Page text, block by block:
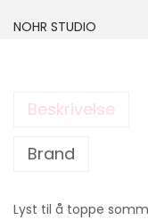
NOHR STUDIO
Beskrivelse
Brand
Lyst til å toppe